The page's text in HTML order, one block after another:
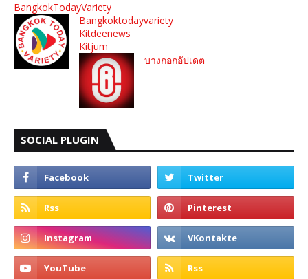
BangkokTodayVariety
Bangkoktodayvariety
Kitdeenews
Kitjum
บางกอกอัปเดต
SOCIAL PLUGIN